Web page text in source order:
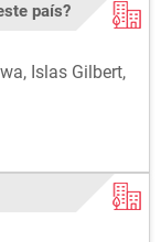
país?
Islas Gilbert,